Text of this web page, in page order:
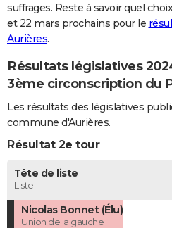
S'inscrire
Se connecter
Lycées
Collèges
Primaires
Universités
Entreprises
Service militaire
Avis de recherche
AVIS DE DÉCÈS
suffrages. Reste à savoir quel
et 22 mars prochains pour le
Aurières.
Résultats législatives
3ème circonscription du
Les résultats des législatives
commune d'Aurières.
Résultat 2e tour
Tête de liste
Liste
Nicolas Bonnet (Élu)
Union de la gauche